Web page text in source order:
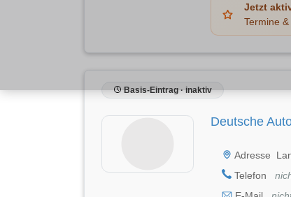
Jetzt
Termine
Basis-Eintrag · inaktiv
Deutsche
Adresse
Telefon